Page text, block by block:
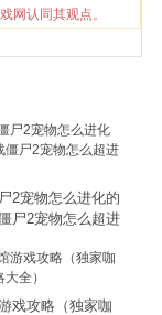
网认同其观点。
2宠物怎么进化的
尸2宠物怎么超进
戏攻略（独家咖